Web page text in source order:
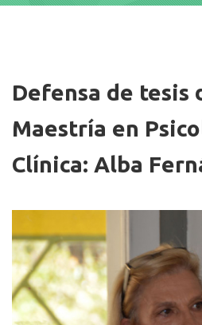
Defensa de tesis
Maestría en
Clínica: Alba